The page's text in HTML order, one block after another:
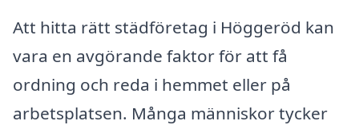
Att hitta rätt städföretag i Höggeröd kan
vara en avgörande faktor för att få
ordning och reda i hemmet eller på
arbetsplatsen. Många människor tycker